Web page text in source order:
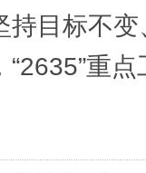
持目标不
“2635”重